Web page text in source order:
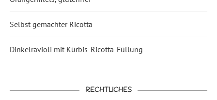
Selbst gemachter Ricotta
Dinkelravioli mit Kürbis-Ricotta-Füllung
RECHTLICHES